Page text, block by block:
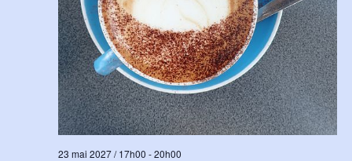
23 mai 2027 / 17h00 -20h00